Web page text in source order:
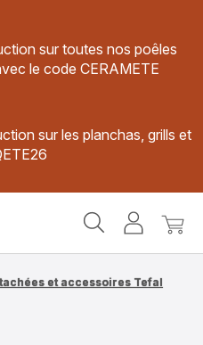
sur toutes nos poêles
le code CERAMETE
sur les planchas, grills et
MonMon
et accessoires Tefal